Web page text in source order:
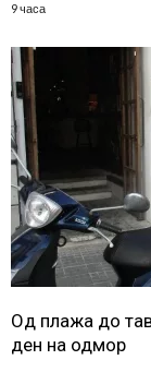
9 часа
Од плажа до
ден на одмор